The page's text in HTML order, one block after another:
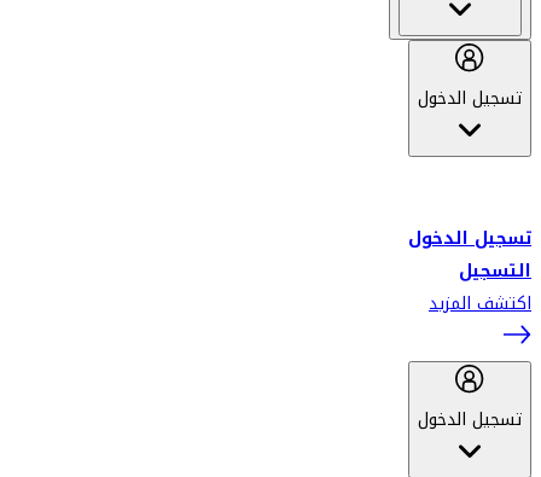
تسجيل الدخول
تسجيل الدخول
التسجيل
اكتشف المزيد
تسجيل الدخول